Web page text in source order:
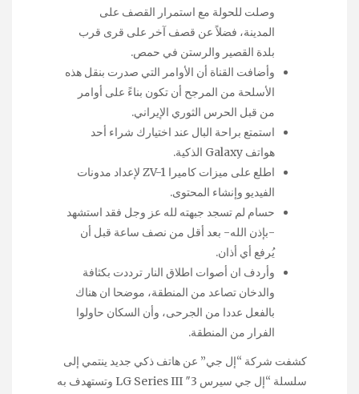
وصلت للحولة مع استمرار القصف على
المدينة، فضلاً عن قصف آخر على قرى قرب
بلدة القصير والرستن في حمص.
وأضافت القناة أن الأوامر التي صدرت بنقل هذه
الأسلحة من المرجح أن تكون بناءً على أوامر
من قبل الحرس الثوري الإيراني.
استمتع براحة البال عند اختيارك شراء أحد
هواتف Galaxy الذكية.
اطلع على ميزات كاميرا ZV-1 لإعداد مدونات
الفيديو وإنشاء المحتوى.
حسام لم تسجد جبهته لله عز وجل فقد استشهد
-بإذن الله- بعد أقل من نصف ساعة قبل أن
يُرفع أي أذان.
وأردف ان أصوات اطلاق النار ترددت بكثافة
والدخان تصاعد من المنطقة، موضحا ان هناك
بالفعل عددا من الجرحى، وأن السكان حاولوا
الفرار من المنطقة.
كشفت شركة “إل جي” عن هاتف ذكي جديد ينتمي إلى
سلسلة “إل جي سيرس 3″ LG Series III وتستهدف به